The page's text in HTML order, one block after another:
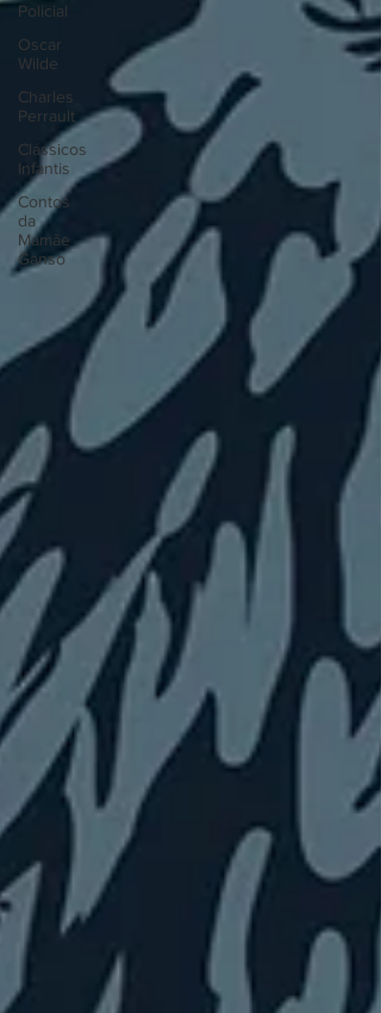
Policial
Oscar
Wilde
Charles
Perrault
Clássicos
Infantis
Contos
da
Mamãe
Ganso